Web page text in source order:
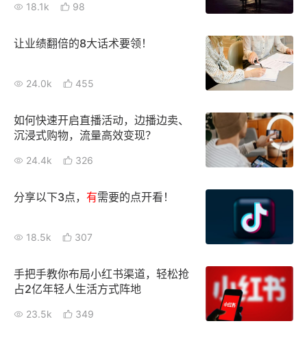
新零售资讯
培训课程
私域课程
增长俱乐部
增长俱乐部
入驻有赞
认证服务商 设计服务商
18.1k 98
让业绩翻倍的8大话术要领！
24.0k 455
如何快速开启直播活动，边播边卖、
沉浸式购物，流量高效变现？
24.4k 326
分享以下3点， 有需要的点开看！
18.5k 307
手把手教你布局小红书渠道，轻松抢
占2亿年轻人生活方式阵地
23.5k 349